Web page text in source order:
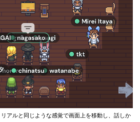
アルと同じような感覚で画面上を移動し、話しか